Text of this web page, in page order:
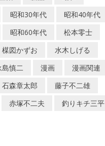
昭和30年代
昭和40年代
昭和60年代
松本零士
楳図かずお
水木しげる
島慎二 漫画
漫画関連
石森章太郎
藤子不二雄
赤塚不二夫
釣りキチ三平